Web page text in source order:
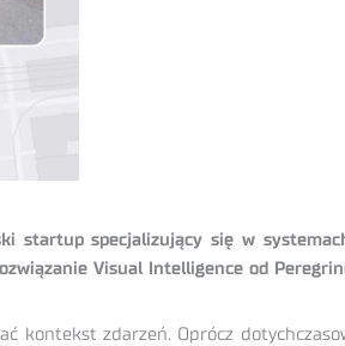
startup specjalizujący się w
Visual Intelligence od
kontekst zdarzeń. Oprócz